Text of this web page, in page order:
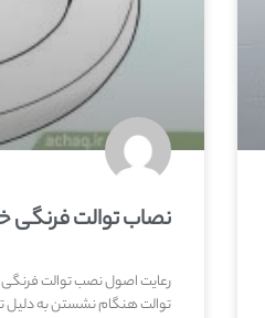
نصاب توالت فرنگی
رعایت اصول نصب توالت فرنگی
توالت هنگام نشستن به دلیل